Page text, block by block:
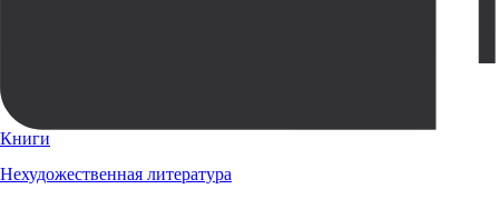
Книги
Нехудожественная литература